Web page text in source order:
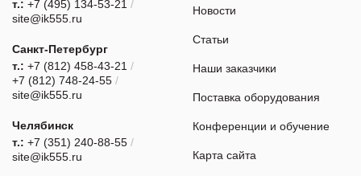
т.: +7 (495) 134-53-21 /
site@ik555.ru
Санкт-Петербург
т.: +7 (812) 458-43-21 /
+7 (812) 748-24-55 /
site@ik555.ru
Челябинск
т.: +7 (351) 240-88-55 /
site@ik555.ru
Новости
Статьи
Наши заказчики
Поставка оборудования
Конференции и обучение
Карта сайта